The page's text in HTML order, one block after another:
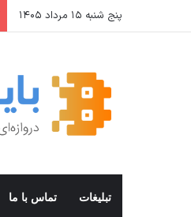
پنج شنبه ۱۵ مرداد ۱۴۰۵
تبلیغات تماس با ما